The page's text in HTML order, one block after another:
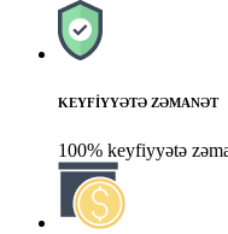
KEYFİYYƏTƏ ZƏMANƏT
100% keyfiyyətə